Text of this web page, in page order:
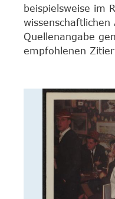
beispielsweise im
Quellenangabe
empfohlenen